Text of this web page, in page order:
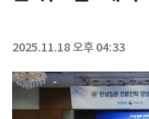
2025.11.18 오후 04:33